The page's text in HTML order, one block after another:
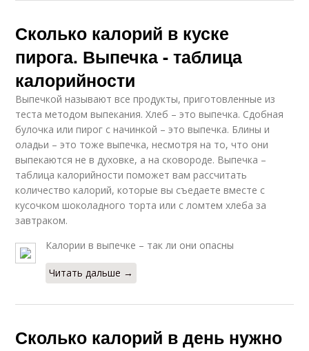
Сколько калорий в куске
пирога. Выпечка - таблица
калорийности
Выпечкой называют все продукты, приготовленные из
теста методом выпекания. Хлеб – это выпечка. Сдобная
булочка или пирог с начинкой – это выпечка. Блины и
оладьи – это тоже выпечка, несмотря на то, что они
выпекаются не в духовке, а на сковороде. Выпечка –
таблица калорийности поможет вам рассчитать
количество калорий, которые вы съедаете вместе с
кусочком шоколадного торта или с ломтем хлеба за
завтраком.
Калории в выпечке – так ли они опасны
Читать дальше →
Сколько калорий в день нужно